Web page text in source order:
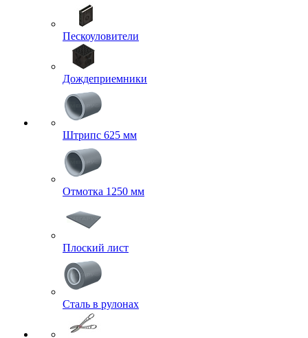
Пескоуловители
Дождеприемники
Штрипс 625 мм
Отмотка 1250 мм
Плоский лист
Сталь в рулонах